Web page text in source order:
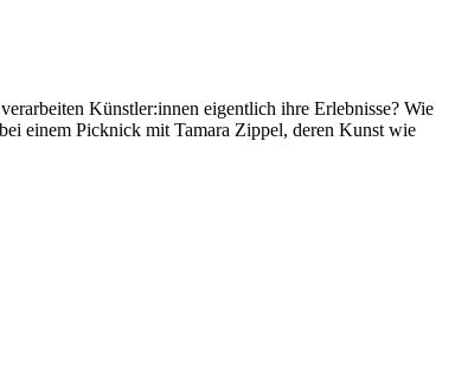
Künstler:innen eigentlich ihre Erlebnisse? Wie
einem Picknick mit Tamara Zippel, deren Kunst wie